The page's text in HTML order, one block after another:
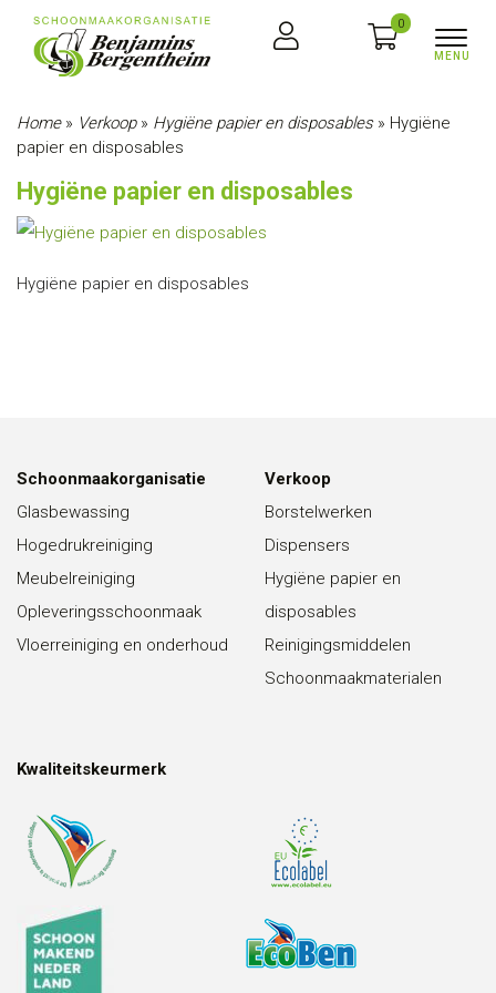
0
Home» Verkoop» Hygiëne papier en disposables» Hygiëne
papier en disposables
Hygiëne papier en disposables
Hygiëne papier en disposables
Schoonmaakorganisatie
Glasbewassing
Hogedrukreiniging
Meubelreiniging
Opleveringsschoonmaak
Vloerreiniging en onderhoud
Verkoop
Borstelwerken
Dispensers
Hygiëne papier en
disposables
Reinigingsmiddelen
Schoonmaakmaterialen
Kwaliteitskeurmerk